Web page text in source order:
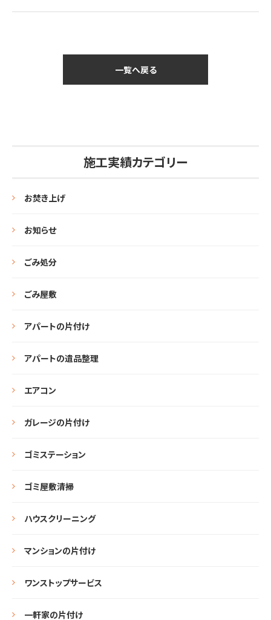
一覧へ戻る
施工実績カテゴリー
お焚き上げ
お知らせ
ごみ処分
ごみ屋敷
アパートの片付け
アパートの遺品整理
エアコン
ガレージの片付け
ゴミステーション
ゴミ屋敷清掃
ハウスクリーニング
マンションの片付け
ワンストップサービス
一軒家の片付け